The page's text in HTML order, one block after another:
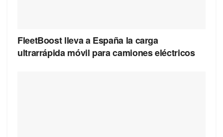
FleetBoost lleva a España la carga
ultrarrápida móvil para camiones eléctricos